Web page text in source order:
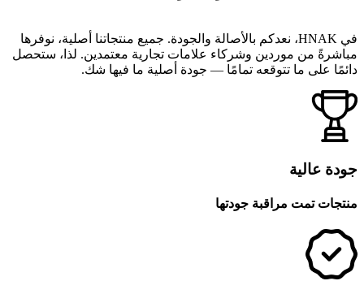
في HNAK، نعدكم بالأصالة والجودة. جميع منتجاتنا أصلية، نوفرها
مباشرةً من موردين وشركاء علامات تجارية معتمدين. لذا، ستحصل
دائمًا على ما تتوقعه تمامًا — جودة أصلية ما فيها شك.
جودة عالية
منتجات تمت مراقبة جودتها